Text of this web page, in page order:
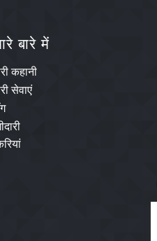
बारे में
कहानी
सेवाएं